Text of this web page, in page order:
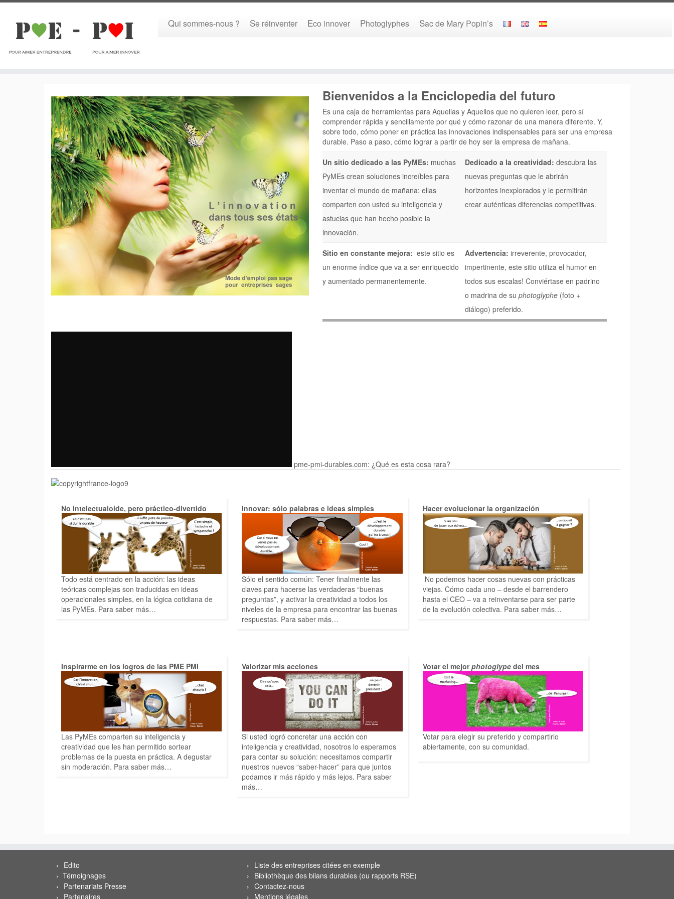
Qui sommes-nous ? Se réinventer Eco innover Photoglyphes Sac de Mary Popin’s
Bienvenidos a la Enciclopedia del futuro
Es una caja de herramientas para Aquellas y Aquellos que no quieren leer, pero sí
comprender rápida y sencillamente por qué y cómo razonar de una manera diferente. Y,
sobre todo, cómo poner en práctica las innovaciones indispensables para ser una empresa
durable. Paso a paso, cómo lograr a partir de hoy ser la empresa de mañana.
Un sitio dedicado a las PyMEs: muchas
PyMEs crean soluciones increíbles para
inventar el mundo de mañana: ellas
comparten con usted su inteligencia y
astucias que han hecho posible la
innovación.
Dedicado a la creatividad: descubra las
nuevas preguntas que le abrirán
horizontes inexplorados y le permitirán
crear auténticas diferencias competitivas.
Sitio en constante mejora: este sitio es
un enorme índice que va a ser enriquecido
y aumentado permanentemente.
Advertencia: irreverente, provocador,
impertinente, este sitio utiliza el humor en
todos sus escalas! Conviértase en padrino
o madrina de suphotoglyphe (foto +
diálogo) preferido.
pme-pmi-durables.com: ¿Qué es esta cosa rara?
No intelectualoide, pero práctico-divertido
Todo está centrado en la acción: las ideas
teóricas complejas son traducidas en ideas
operacionales simples, en la lógica cotidiana de
las PyMEs. Para saber más…
Innovar: sólo palabras e ideas simples
Sólo el sentido común: Tener finalmente las
claves para hacerse las verdaderas “buenas
preguntas”, y activar la creatividad a todos los
niveles de la empresa para encontrar las buenas
respuestas. Para saber más…
Hacer evolucionar la organización
No podemos hacer cosas nuevas con prácticas
viejas. Cómo cada uno – desde el barrendero
hasta el CEO – va a reinventarse para ser parte
de la evolución colectiva. Para saber más…
Inspirarme en los logros de las PME PMI
Las PyMEs comparten su inteligencia y
creatividad que les han permitido sortear
problemas de la puesta en práctica. A degustar
sin moderación. Para saber más…
Valorizar mis acciones
Si usted logró concretar una acción con
inteligencia y creatividad, nosotros lo esperamos
para contar su solución: necesitamos compartir
nuestros nuevos “saber-hacer” para que juntos
podamos ir más rápido y más lejos. Para saber
más…
Votar el mejorphotoglypedel mes
Votar para elegir su preferido y compartirlo
abiertamente, con su comunidad.
Edito
Témoignages
Partenariats Presse
Partenaires
Liste des entreprises citées en exemple
Bibliothèque des bilans durables (ou rapports RSE)
Contactez-nous
Mentions légales